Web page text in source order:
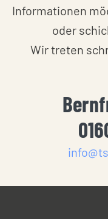
Informationen
oder
Wir treten